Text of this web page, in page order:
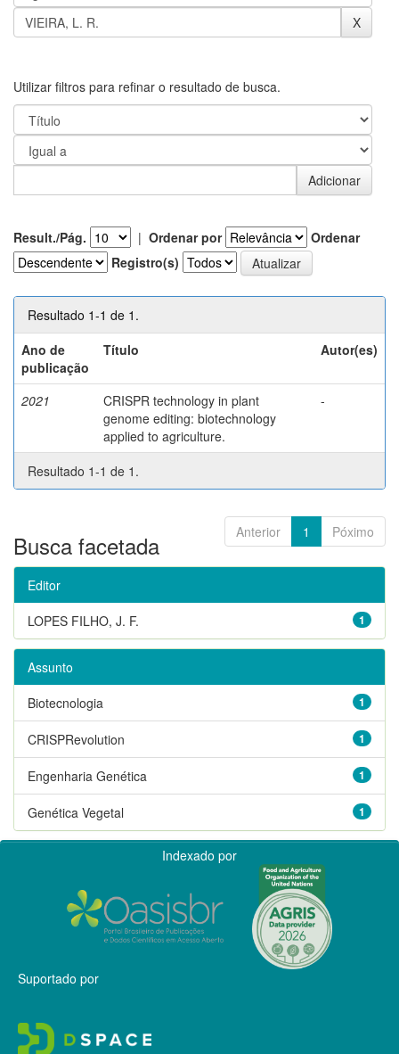
Utilizar filtros para refinar o resultado de busca.
Result./Pág. | Ordenar por
Ordenar
Registro(s)
Resultado 1-1 de 1.
Ano de
publicação
Título Autor(es)
2021
CRISPR technology in plant
genome editing: biotechnology
applied to agriculture.
-
Resultado 1-1 de 1.
Anterior 1 Póximo
Busca facetada
Editor
1
LOPES FILHO, J. F.
Assunto
1
Biotecnologia
1
CRISPRevolution
1
Engenharia Genética
1
Genética Vegetal
Indexado por
Suportado por